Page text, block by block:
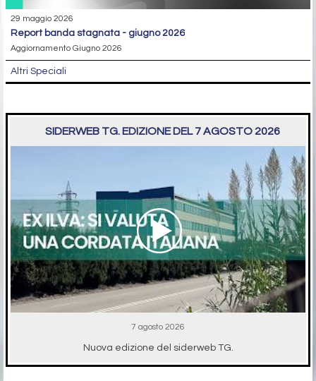
29 maggio 2026
report banda stagnata - giugno 2026
Aggiornamento Giugno 2026
Altri Speciali
SIDERWEB TG. EDIZIONE DEL 7 AGOSTO 2026
7 agosto 2026
Nuova edizione del siderweb TG.